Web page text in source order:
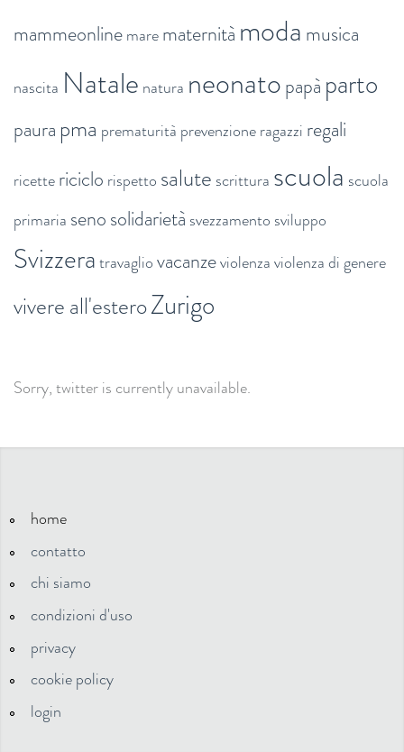
mammeonlinemarematernità moda musica
nascita Natale natura neonatopapà parto
paura pma prematurità prevenzioneragazzi regali
ricettericiclo rispetto salute scrittura scuola scuola
primaria senosolidarietà svezzamento sviluppo
Svizzeratravagliovacanzeviolenzaviolenza di genere
vivere all'esteroZurigo
Sorry, twitter is currently unavailable.
home
contatto
chi siamo
condizioni d'uso
privacy
cookie policy
login